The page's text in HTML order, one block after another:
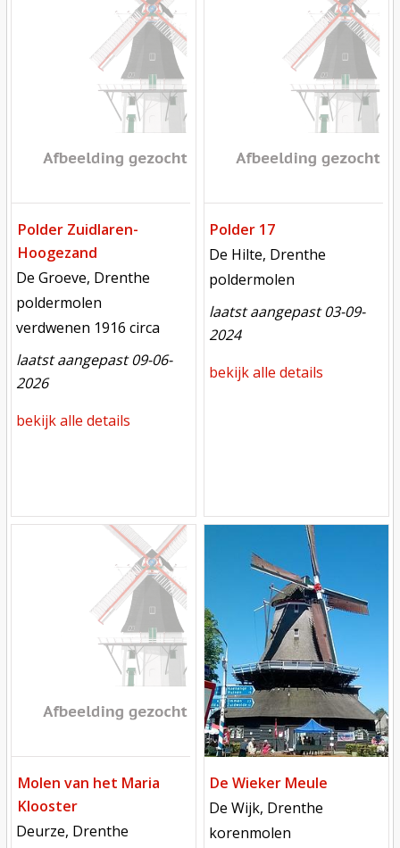
Polder Zuidlaren-
Hoogezand
locatie
De Groeve, Drenthe
functie
poldermolen
verdwenen
verdwenen 1916 circa
laatst aangepast 09-06-
2026
bekijk alle details
Polder 17
locatie
De Hilte, Drenthe
functie
poldermolen
laatst aangepast 03-09-
2024
bekijk alle details
Molen van het Maria
Klooster
locatie
Deurze, Drenthe
De Wieker Meule
locatie
De Wijk, Drenthe
functie
korenmolen